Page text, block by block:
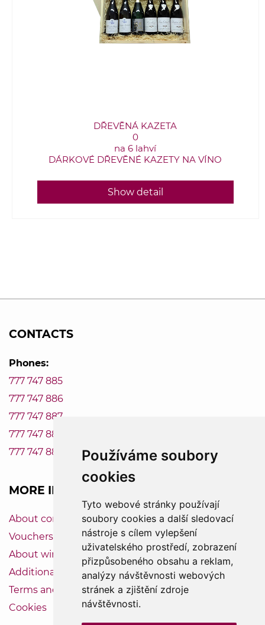
Používáme soubory
cookies
Tyto webové stránky používají
soubory cookies a další sledovací
nástroje s cílem vylepšení
uživatelského prostředí, zobrazení
přizpůsobeného obsahu a reklam,
analýzy návštěvnosti webových
stránek a zjištění zdroje
návštěvnosti.
DŘEVĚNÁ KAZETA
0
na 6 lahví
DÁRKOVÉ DŘEVĚNÉ KAZETY NA VÍNO
Show detail
CONTACTS
Phones:
777 747 885
777 747 886
777 747 887
777 747 888
777 747 889
MORE INFORMATION
About company Vinum-Bonum
Vouchers
About wine
Additional service
Terms and Conditions
Cookies